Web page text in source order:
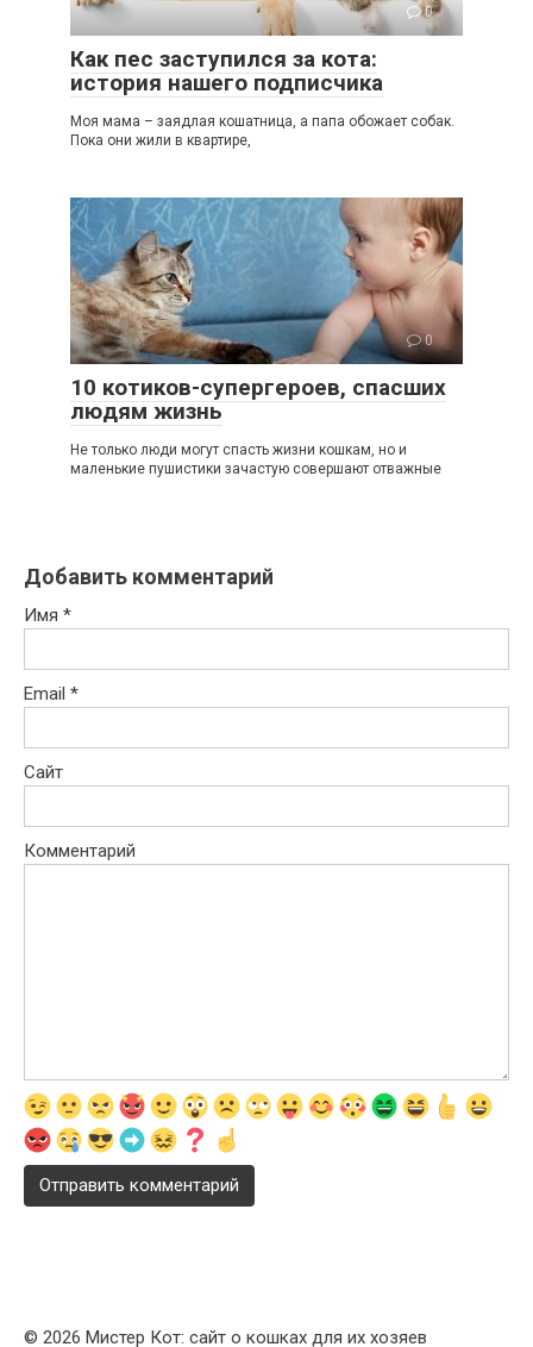
0
Как пес заступился за кота:
история нашего подписчика
Моя мама – заядлая кошатница, а папа обожает собак.
Пока они жили в квартире,
0
10 котиков-супергероев, спасших
людям жизнь
Не только люди могут спасть жизни кошкам, но и
маленькие пушистики зачастую совершают отважные
Добавить комментарий
Имя *
Email *
Сайт
Комментарий
© 2026 Мистер Кот: сайт о кошках для их хозяев